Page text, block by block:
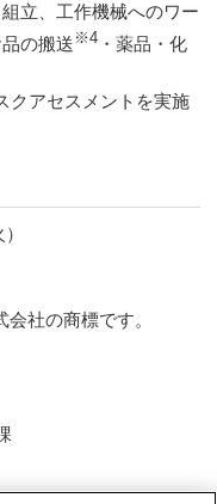
立、工作機械へのワー
の搬送 ※4 ・薬品・化
クアセスメントを実施
社の商標です。